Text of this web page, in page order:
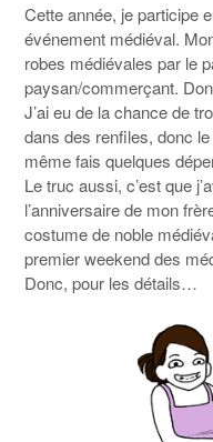
Cette année, je participe
événement médiéval.
robes médiévales par le
paysan/commerçant.
J’ai eu de la chance de
dans des renfiles, donc
même fais quelques
Le truc aussi, c’est que
l’anniversaire de mon
costume de noble
premier weekend des
Donc, pour les détails…